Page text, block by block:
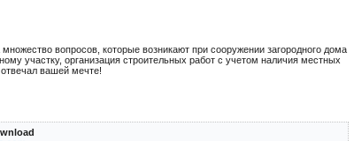
вопросов, которые возникают при сооружении загородного дома
участку, организация строительных работ с учетом наличия местных
вашей мечте!